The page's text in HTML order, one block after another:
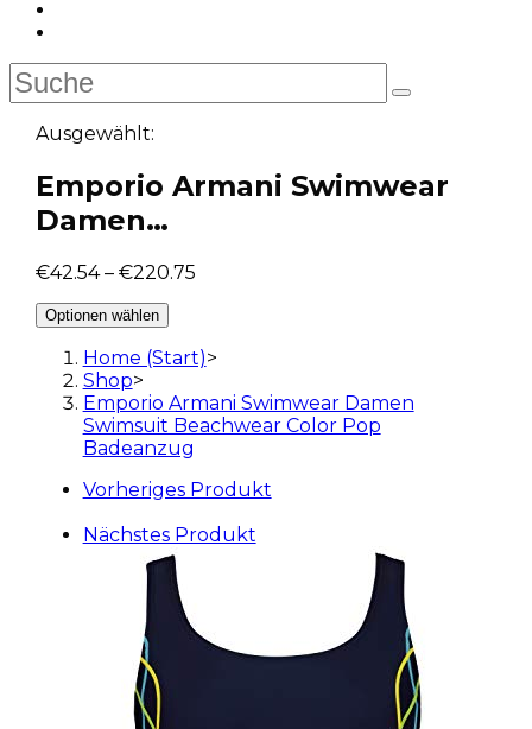
Ausgewählt:
Emporio Armani Swimwear
Damen…
€42.54– €220.75
Optionen wählen
Home (Start)>
Shop>
Emporio Armani Swimwear Damen
Swimsuit Beachwear Color Pop
Badeanzug
Vorheriges Produkt
Nächstes Produkt